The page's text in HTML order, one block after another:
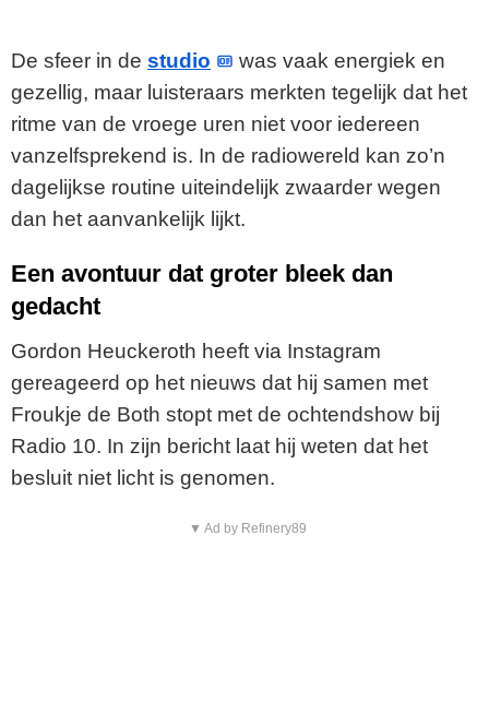
De sfeer in de studio
was vaak energiek en
gezellig, maar luisteraars merkten tegelijk dat het
ritme van de vroege uren niet voor iedereen
vanzelfsprekend is. In de radiowereld kan zo’n
dagelijkse routine uiteindelijk zwaarder wegen
dan het aanvankelijk lijkt.
Een avontuur dat groter bleek dan
gedacht
Gordon Heuckeroth heeft via Instagram
gereageerd op het nieuws dat hij samen met
Froukje de Both stopt met de ochtendshow bij
Radio 10. In zijn bericht laat hij weten dat het
besluit niet licht is genomen.
▼ Ad by Refinery89